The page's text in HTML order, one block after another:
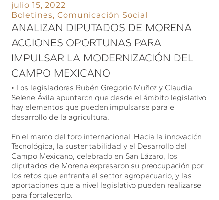
julio 15, 2022
Boletines,Comunicación Social
ANALIZAN DIPUTADOS DE MORENA
ACCIONES OPORTUNAS PARA
IMPULSAR LA MODERNIZACIÓN DEL
CAMPO MEXICANO
• Los legisladores Rubén Gregorio Muñoz y Claudia
Selene Ávila apuntaron que desde el ámbito legislativo
hay elementos que pueden impulsarse para el
desarrollo de la agricultura.
En el marco del foro internacional: Hacia la innovación
Tecnológica, la sustentabilidad y el Desarrollo del
Campo Mexicano, celebrado en San Lázaro, los
diputados de Morena expresaron su preocupación por
los retos que enfrenta el sector agropecuario, y las
aportaciones que a nivel legislativo pueden realizarse
para fortalecerlo.